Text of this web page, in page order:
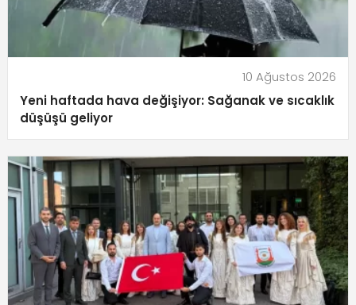
10 Ağustos 2026
Yeni haftada hava değişiyor: Sağanak ve sıcaklık
düşüşü geliyor